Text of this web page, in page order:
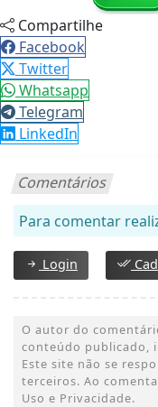
Compartilhe
Facebook
Twitter
Whatsapp
Telegram
LinkedIn
Comentários
Para comentar
Login
O autor do
conteúdo publicado,
Este site não se
terceiros. Ao
Uso e Privacidade.